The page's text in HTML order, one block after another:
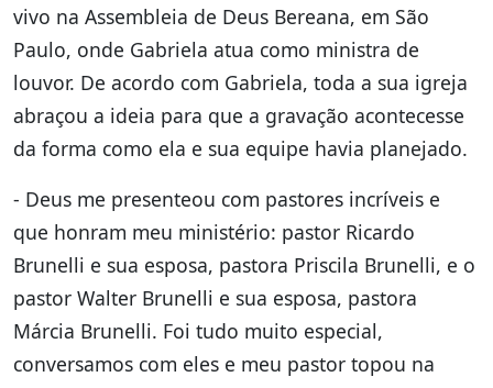
vivo na Assembleia de Deus Bereana, em São
Paulo, onde Gabriela atua como ministra de
louvor. De acordo com Gabriela, toda a sua igreja
abraçou a ideia para que a gravação acontecesse
da forma como ela e sua equipe havia planejado.
- Deus me presenteou com pastores incríveis e
que honram meu ministério: pastor Ricardo
Brunelli e sua esposa, pastora Priscila Brunelli, e o
pastor Walter Brunelli e sua esposa, pastora
Márcia Brunelli. Foi tudo muito especial,
conversamos com eles e meu pastor topou na